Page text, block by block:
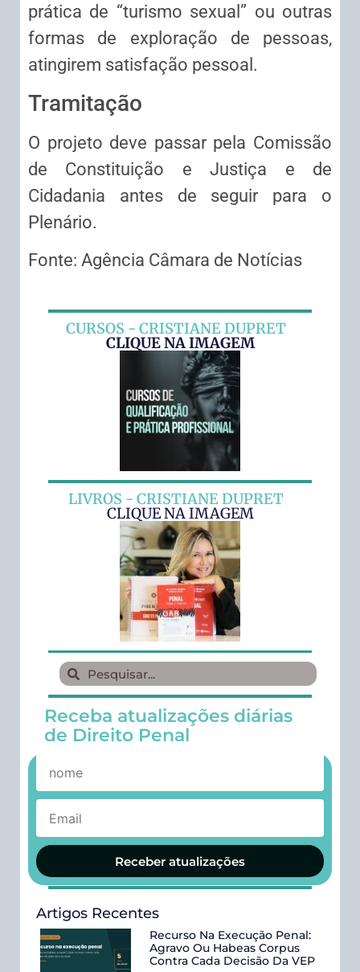
prática de “turismo sexual” ou outras
formas de exploração de pessoas,
atingirem satisfação pessoal.
Tramitação
O projeto deve passar pela Comissão
de Constituição e Justiça e de
Cidadania antes de seguir para o
Plenário.
Fonte: Agência Câmara de Notícias
CURSOS - CRISTIANE DUPRET
CLIQUE NA IMAGEM
LIVROS - CRISTIANE DUPRET
CLIQUE NA IMAGEM
Receba atualizações diárias
de Direito Penal
Receber atualizações
Artigos Recentes
Recurso Na Execução Penal:
Agravo Ou Habeas Corpus
Contra Cada Decisão Da VEP